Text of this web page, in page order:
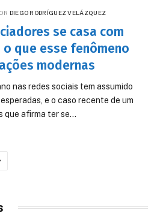
DIEGO RODRÍGUEZ VELÁZQUEZ
se casa com
que esse fenômeno
modernas
nas redes sociais tem assumido
e o caso recente de um
que afirma ter se…